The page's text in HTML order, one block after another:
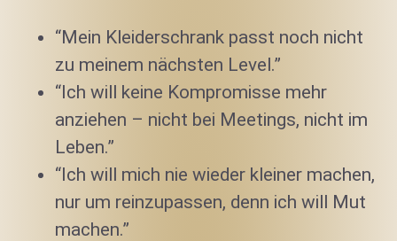
“Mein Kleiderschrank passt noch nicht
zu meinem nächsten Level.”
“Ich will keine Kompromisse mehr
anziehen – nicht bei Meetings, nicht im
Leben.”
“Ich will mich nie wieder kleiner machen,
nur um reinzupassen, denn ich will Mut
machen.”